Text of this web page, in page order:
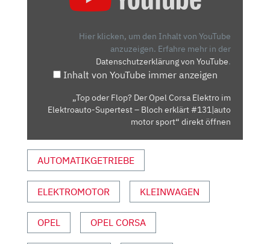
ELEKTROAUTO-
SUPERTEST
ERKLÄRT
#131|AUTO
MOTOR
SPORT“
YOUTUBE
ANZEIGEN
Hier klicken, um den Inhalt von YouTube
anzuzeigen. Erfahre mehr in der
Datenschutzerklärung von YouTube.
Inhalt von YouTube immer anzeigen
„Top oder Flop? Der Opel Corsa Elektro im
Elektroauto-Supertest – Bloch erklärt #131|auto
motor sport“ direkt öffnen
AUTOMATIKGETRIEBE
ELEKTROMOTOR KLEINWAGEN
OPEL OPEL CORSA